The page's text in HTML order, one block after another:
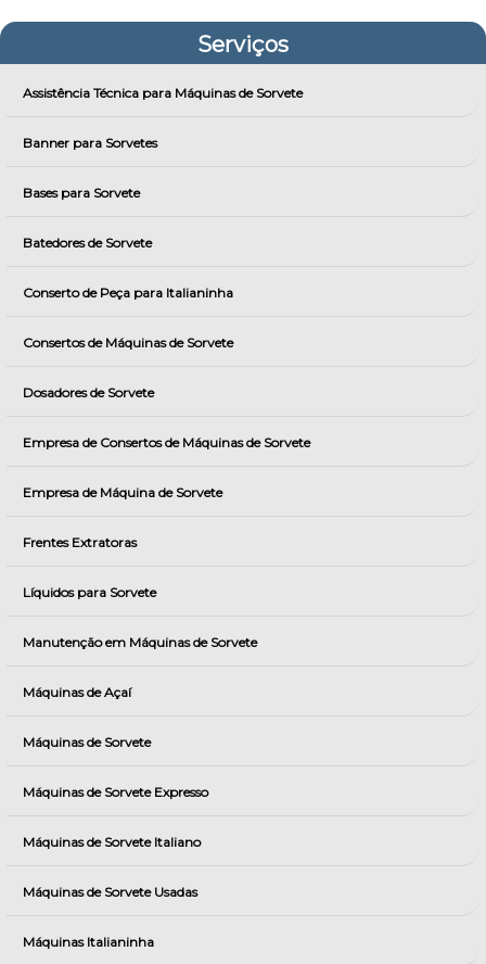
Serviços
Assistência Técnica para Máquinas de Sorvete
Banner para Sorvetes
Bases para Sorvete
Batedores de Sorvete
Conserto de Peça para Italianinha
Consertos de Máquinas de Sorvete
Dosadores de Sorvete
Empresa de Consertos de Máquinas de Sorvete
Empresa de Máquina de Sorvete
Frentes Extratoras
Líquidos para Sorvete
Manutenção em Máquinas de Sorvete
Máquinas de Açaí
Máquinas de Sorvete
Máquinas de Sorvete Expresso
Máquinas de Sorvete Italiano
Máquinas de Sorvete Usadas
Máquinas Italianinha